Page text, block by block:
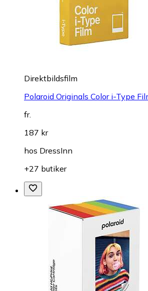
Direktbildsfilm
Polaroid Originals Color i-Type
fr.
187 kr
hos DressInn
+27 butiker